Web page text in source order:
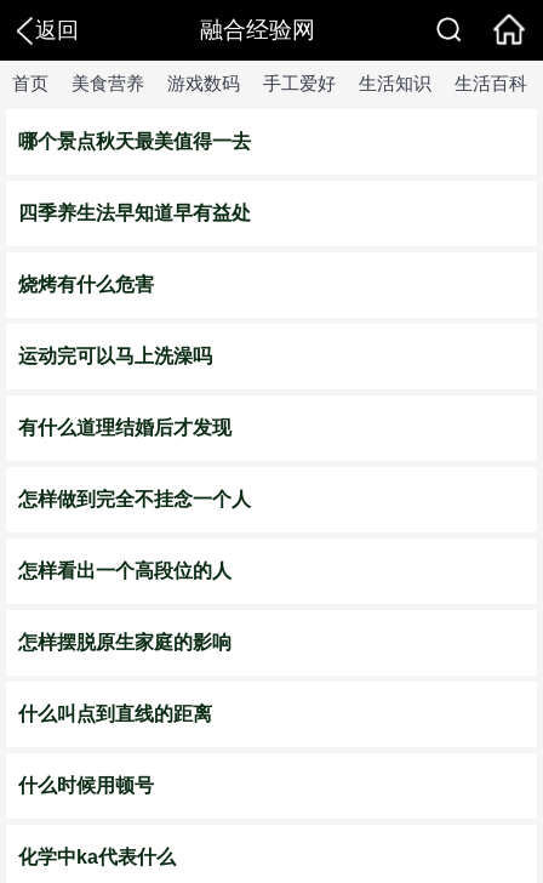
返回 融合经验网
首页 美食营养 游戏数码 手工爱好 生活知识 生活百科
哪个景点秋天最美值得一去
四季养生法早知道早有益处
烧烤有什么危害
运动完可以马上洗澡吗
有什么道理结婚后才发现
怎样做到完全不挂念一个人
怎样看出一个高段位的人
怎样摆脱原生家庭的影响
什么叫点到直线的距离
什么时候用顿号
化学中ka代表什么